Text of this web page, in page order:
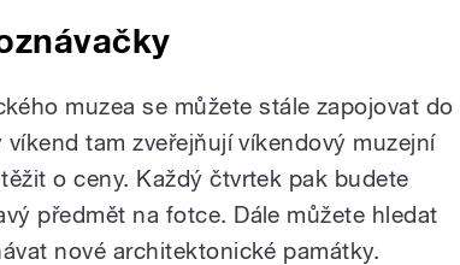
muzea se můžete stále zapojovat do
tam zveřejňují víkendový muzejní
o ceny. Každý čtvrtek pak budete
předmět na fotce. Dále můžete hledat
nové architektonické památky.